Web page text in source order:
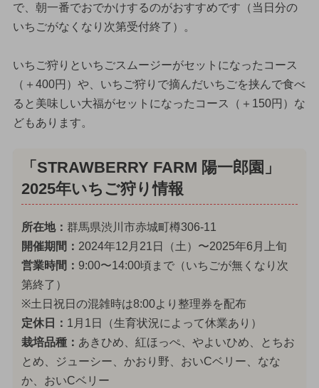
で、朝一番でおでかけするのがおすすめです（当日分の
いちごがなくなり次第受付終了）。
いちご狩りといちごスムージーがセットになったコース
（＋400円）や、いちご狩りで摘んだいちごを挟んで食べ
ると美味しい大福がセットになったコース（＋150円）な
どもあります。
「STRAWBERRY FARM 陽一郎園」
2025年いちご狩り情報
所在地： 群馬県渋川市赤城町樽306-11
開催期間： 2024年12月21日（土）〜2025年6月上旬
営業時間： 9:00〜14:00頃まで（いちごが無くなり次
第終了）
※土日祝日の混雑時は8:00より整理券を配布
定休日： 1月1日（生育状況によって休業あり）
栽培品種： あきひめ、紅ほっぺ、やよいひめ、とちお
とめ、ジューシー、かおり野、おいCベリー、なな
か、おいCベリー